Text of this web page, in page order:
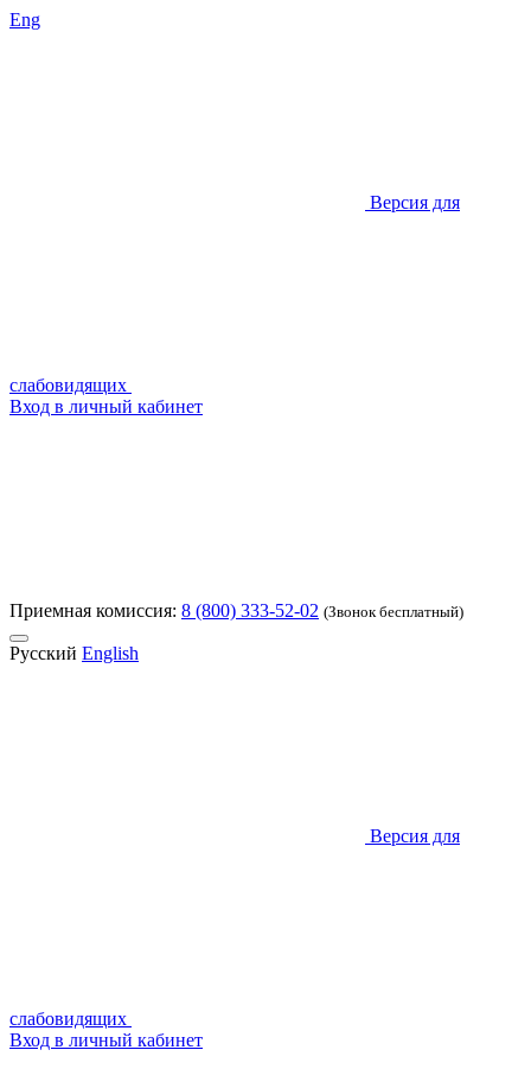
Eng
Версия для
слабовидящих
Вход в личный кабинет
Приемная комиссия: 8 (800) 333-52-02 (Звонок бесплатный)
Русский English
Версия для
слабовидящих
Вход в личный кабинет